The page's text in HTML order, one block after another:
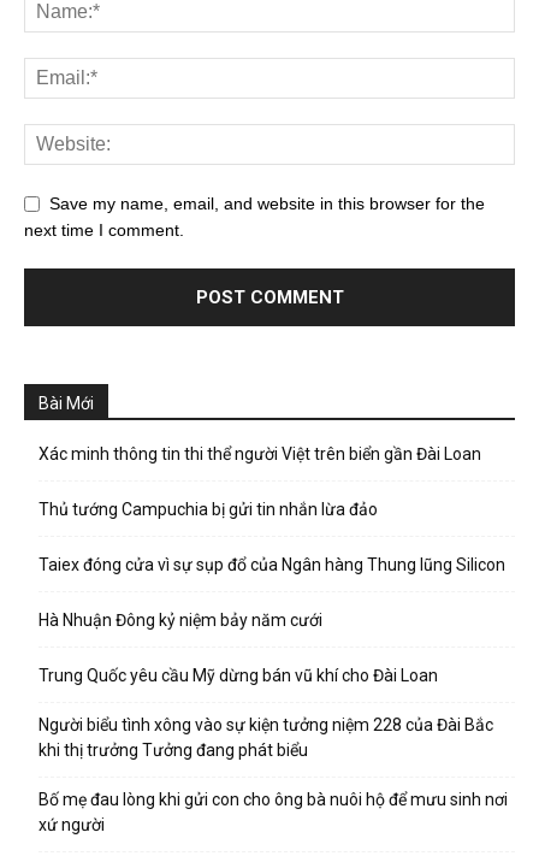
Save my name, email, and website in this browser for the
next time I comment.
Bài Mới
Xác minh thông tin thi thể người Việt trên biển gần Đài Loan
Thủ tướng Campuchia bị gửi tin nhắn lừa đảo
Taiex đóng cửa vì sự sụp đổ của Ngân hàng Thung lũng Silicon
Hà Nhuận Đông kỷ niệm bảy năm cưới
Trung Quốc yêu cầu Mỹ dừng bán vũ khí cho Đài Loan
Người biểu tình xông vào sự kiện tưởng niệm 228 của Đài Bắc
khi thị trưởng Tưởng đang phát biểu
Bố mẹ đau lòng khi gửi con cho ông bà nuôi hộ để mưu sinh nơi
xứ người